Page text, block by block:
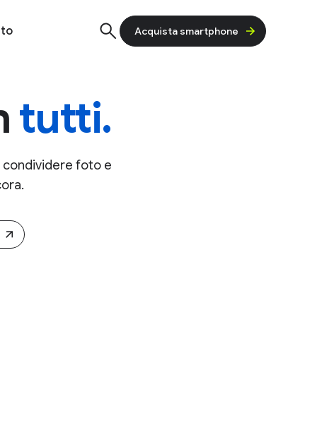
Acquista smartphone
di più
tutti.
condividere foto e